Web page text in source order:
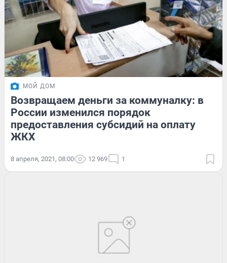
МОЙ ДОМ
Возвращаем деньги за коммуналку: в
России изменился порядок
предоставления субсидий на оплату
ЖКХ
8 апреля, 2021, 08:00 12 969 1